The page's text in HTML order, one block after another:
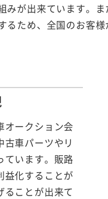
みが出来ています。
るため、全国のお客
オークション会
車パーツやリ
ています。販路
益化することが
ことが出来て